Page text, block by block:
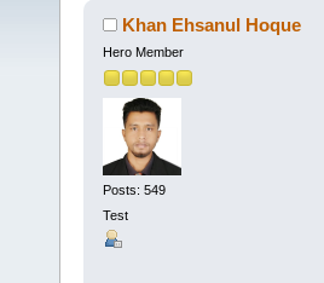
Khan Ehsanul Hoque
Hero Member
Posts: 549
Test